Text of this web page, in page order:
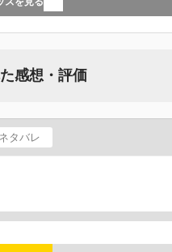
感想・評価
ネタバレ